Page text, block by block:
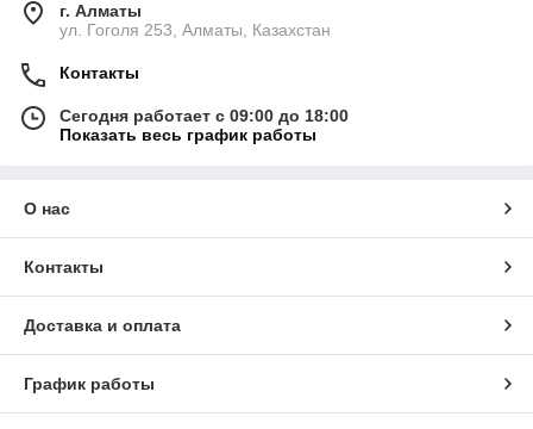
г. Алматы
ул. Гоголя 253, Алматы, Казахстан
Контакты
Сегодня работает с 09:00 до 18:00
Показать весь график работы
О нас
Контакты
Доставка и оплата
График работы